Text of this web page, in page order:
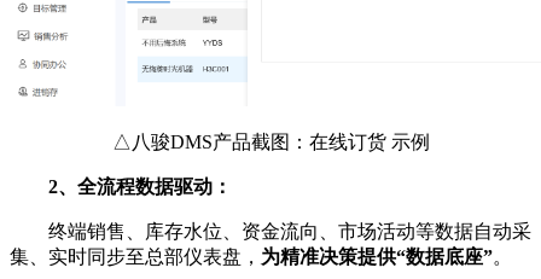
△八骏DMS产品截图：在线订货 示例
2、全流程数据驱动：
终端销售、库存水位、资金流向、市场活动等数据自动采
集、实时同步至总部仪表盘， 为精准决策提供“数据底座”。